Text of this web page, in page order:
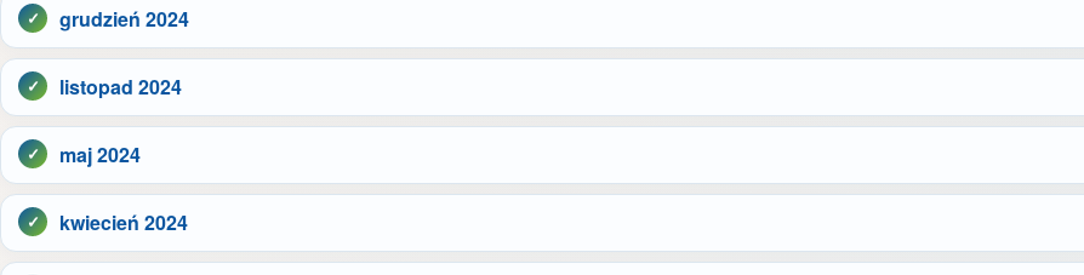
grudzień 2024
listopad 2024
maj 2024
kwiecień 2024